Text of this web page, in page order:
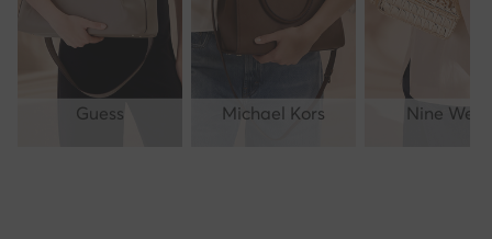
Guess Michael Kors Nine West